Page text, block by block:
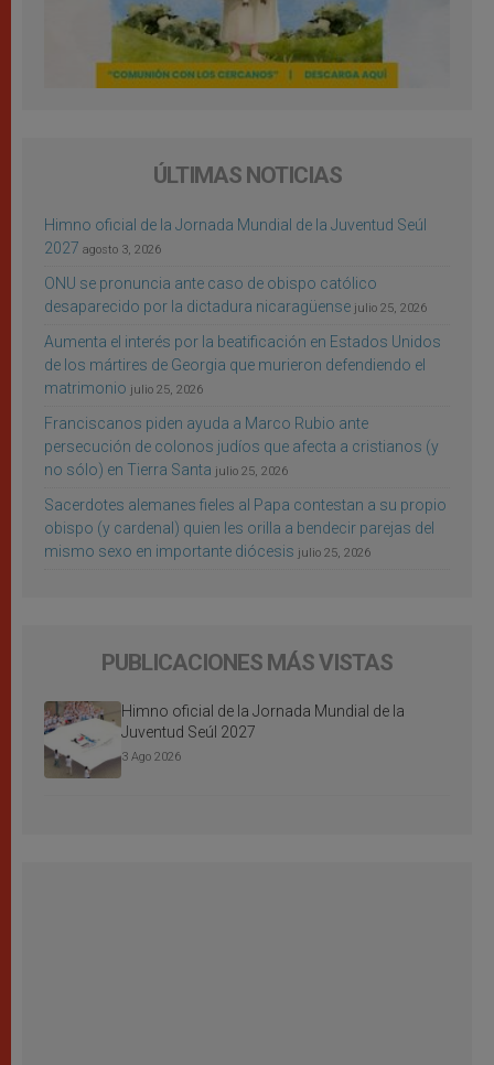
ÚLTIMAS NOTICIAS
Himno oficial de la Jornada Mundial de la Juventud Seúl
2027 agosto 3, 2026
ONU se pronuncia ante caso de obispo católico
desaparecido por la dictadura nicaragüense julio 25, 2026
Aumenta el interés por la beatificación en Estados Unidos
de los mártires de Georgia que murieron defendiendo el
matrimonio julio 25, 2026
Franciscanos piden ayuda a Marco Rubio ante
persecución de colonos judíos que afecta a cristianos (y
no sólo) en Tierra Santa julio 25, 2026
Sacerdotes alemanes fieles al Papa contestan a su propio
obispo (y cardenal) quien les orilla a bendecir parejas del
mismo sexo en importante diócesis julio 25, 2026
PUBLICACIONES MÁS VISTAS
Himno oficial de la Jornada Mundial de la
Juventud Seúl 2027
3 Ago 2026